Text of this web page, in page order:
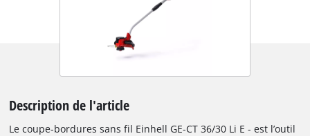
Description de l'article
Le coupe-bordures sans fil Einhell GE-CT 36/30 Li E - est l’outil